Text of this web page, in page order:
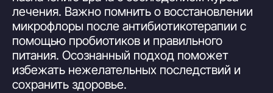
лечения. Важно помнить о восстановлении
микрофлоры после антибиотикотерапии с
помощью пробиотиков и правильного
питания. Осознанный подход поможет
избежать нежелательных последствий и
сохранить здоровье.